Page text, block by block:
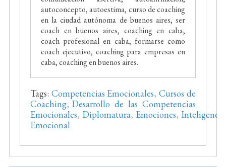
autoconcepto, autoestima, curso de coaching
en la ciudad autónoma de buenos aires, ser
coach en buenos aires, coaching en caba,
coach profesional en caba, formarse como
coach ejecutivo, coaching para empresas en
caba, coaching en buenos aires.
Tags: Competencias Emocionales, Cursos de
Coaching, Desarrollo de las Competencias
Emocionales, Diplomatura, Emociones, Inteligencia
Emocional